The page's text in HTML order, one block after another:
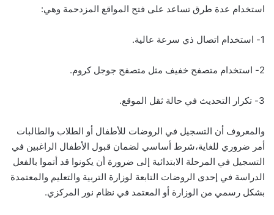
استخدام عدة طرق تساعد على فتح المواقع المزدحمة وهي:
1- استخدام اتصال ذي سرعة عالية.
2- استخدام متصفح خفيف مثل متصفح جوجل كروم.
3- تكرار التحديث في حالة ثقل الموقع.
والمعروف أن التسجيل في الروضات للأطفال أو الطلاب والطالبات
أمر ضروري للغاية،شرط أساسي لضمان قبول الأطفال الراغبين في
التسجيل في المرحلة الابتدائية إلى ضرورة أن يكونوا قد أتموا بالفعل
الدراسة في إحدى الروضات التابعة لوزارة التربية والتعليم والمعتمدة
بشكل رسمي من الوزارة أو المعتمد في نظام نور المركزي.